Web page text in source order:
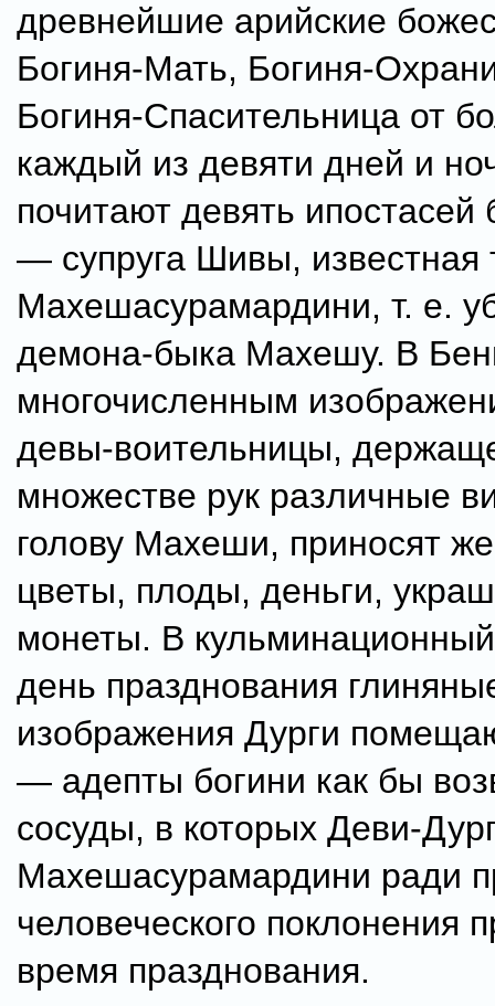
древнейшие арийские
Богиня-Мать, Богиня-
Богиня-Спасительница от
каждый из девяти дней и
почитают девять ипостасей
— супруга Шивы, известная
Махешасурамардини, т. е.
демона-быка Махешу. В
многочисленным
девы-воительницы,
множестве рук различные
голову Махеши, приносят
цветы, плоды, деньги,
монеты. В
день празднования
изображения Дурги
— адепты богини как бы
сосуды, в которых Деви-
Махешасурамардини ради
человеческого поклонения
время празднования.